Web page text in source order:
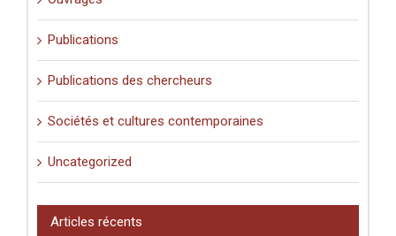
Publications
Publications des chercheurs
Sociétés et cultures contemporaines
Uncategorized
Articles récents